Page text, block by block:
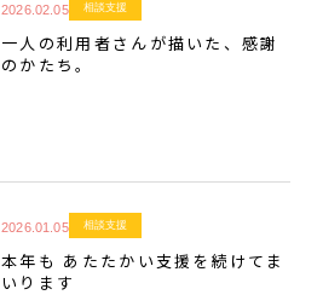
2026.02.05 相談支援
一人の利用者さんが描いた、感謝
のかたち。
2026.01.05 相談支援
本年も あたたかい支援を続けてま
いります